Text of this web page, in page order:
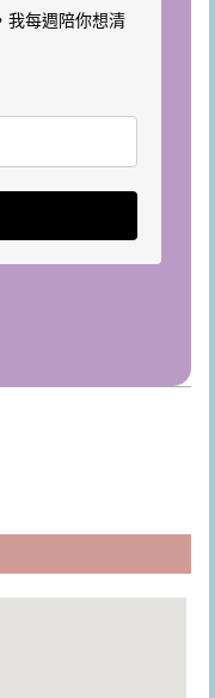
我每週陪你想清